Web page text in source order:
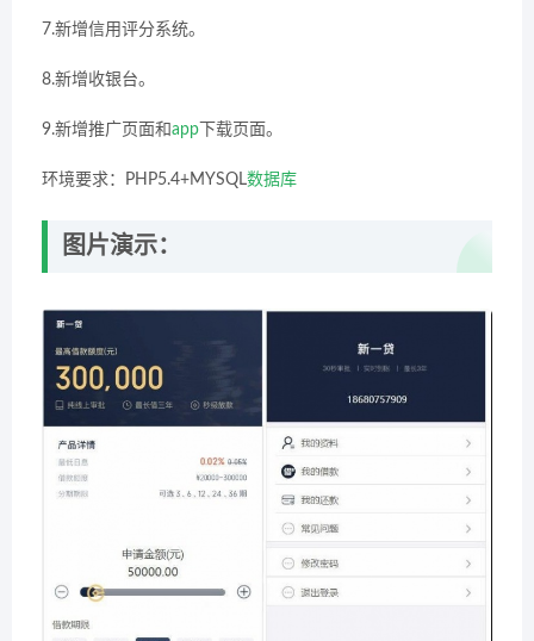
7.新增信用评分系统。
8.新增收银台。
9.新增推广页面和app 下载页面。
环境要求：PHP5.4+MYSQL数据库
图片演示：